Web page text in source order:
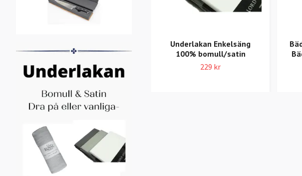
Underlakan Enkelsäng
100% bomull/satin
229 kr